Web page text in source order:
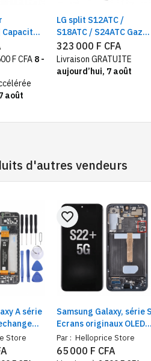
Capacité
F CFA 8 -
août
LG split S12ATC /
S18ATC / S24ATC Gaz
R410
323 000 F CFA
Livraison GRATUITE
aujourd’hui, 7 août
d'autres vendeurs
A série
Store
Samsung Galaxy, série S
Ecrans originaux OLED
de rechange
Par : Helloprice Store
favorite_border
65 000 F CFA